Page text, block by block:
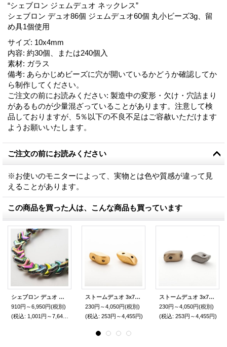
“シェブロン ジェムデュオ ネックレス”
シェブロン デュオ86個 ジェムデュオ60個 丸小ビーズ3g、留
め具1個使用
サイズ: 10x4mm
内容: 約30個、または240個入
素材: ガラス
備考: あらかじめビーズに穴が開いているかどうか確認してか
ら制作してください。
ご注文の前にお読みください: 製造中の変形・欠け・穴詰まり
があるものが少量混ざっていることがあります。注意して検
品しておりますが、5％以下の不良不足はご容赦いただけます
ようお願いいたします。
ご注文の前にお読みください
※お使いのモニターによって、実物とは色や質感が違って見
えることがあります。
この商品を買った人は、こんな商品も買っています
シェブロン デュオ ジェットフル ヴィトレィル
910円～6,950円(税別)
(税込: 1,001円～7,645円)
ストームデュオ 3x7mm アズテック ゴールド（約30/600個）Bead Art 35号 作品 使用ビーズ
230円～4,050円(税別)
(税込: 253円～4,455円)
ストームデュオ 3x7mm ジンクアイリス（約30/600個）
230円～4,050円(税別)
(税込: 253円～4,455円)